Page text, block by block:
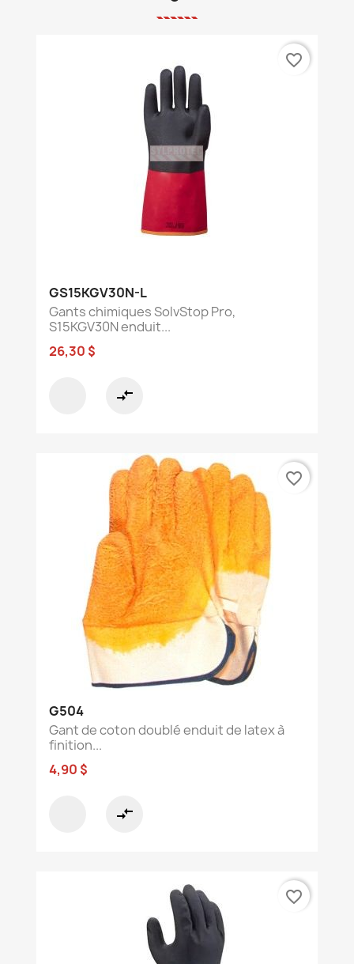
GS15KGV30N-L
Gants chimiques SolvStop Pro,
S15KGV30N enduit...
26,30 $
compare_arrows
favorite_border
G504
Gant de coton doublé enduit de latex à
finition...
4,90 $
compare_arrows
favorite_border
favorite_border